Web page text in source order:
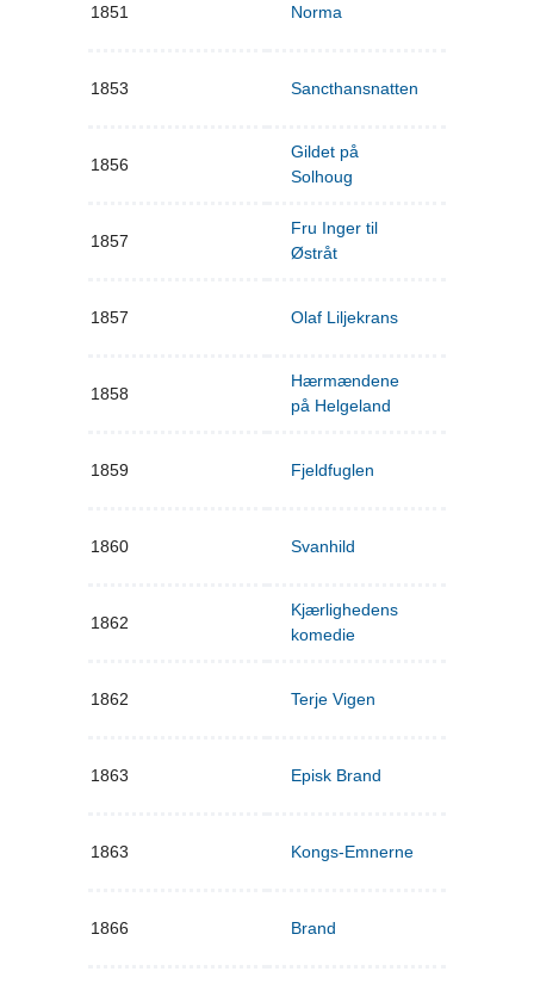
1851 Norma
1853 Sancthansnatten
1856
Gildet på
Solhoug
1857
Fru Inger til
Østråt
1857 Olaf Liljekrans
1858
Hærmændene
på Helgeland
1859 Fjeldfuglen
1860 Svanhild
1862
Kjærlighedens
komedie
1862 Terje Vigen
1863 Episk Brand
1863 Kongs-Emnerne
1866 Brand